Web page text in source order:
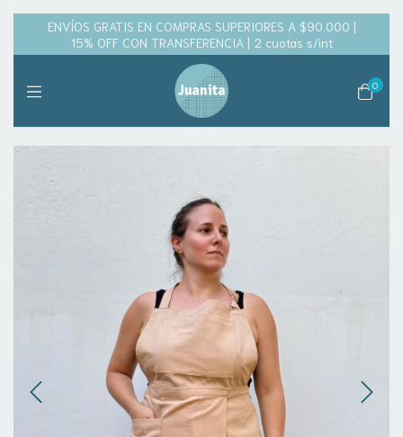
ENVÍOS GRATIS EN COMPRAS SUPERIORES A $90.000 |
15% OFF CON TRANSFERENCIA | 2 cuotas s/int
0